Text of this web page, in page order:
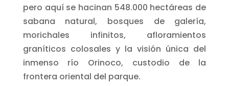
pero aquí se hacinan 548.000 hectáreas de
sabana natural, bosques de galería,
morichales infinitos, afloramientos
graníticos colosales y la visión única del
inmenso río Orinoco, custodio de la
frontera oriental del parque.